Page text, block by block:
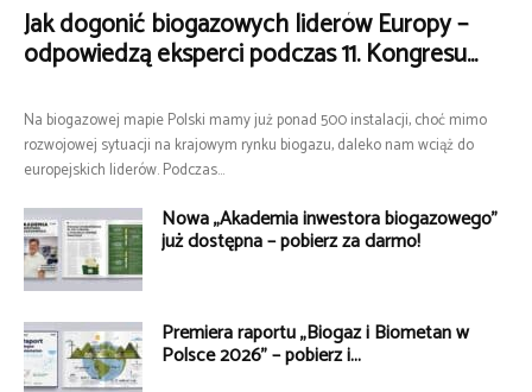
Jak dogonić biogazowych liderów Europy –
odpowiedzą eksperci podczas 11. Kongresu...
Na biogazowej mapie Polski mamy już ponad 500 instalacji, choć mimo
rozwojowej sytuacji na krajowym rynku biogazu, daleko nam wciąż do
europejskich liderów. Podczas...
Nowa „Akademia inwestora biogazowego”
już dostępna – pobierz za darmo!
Premiera raportu „Biogaz i Biometan w
Polsce 2026” – pobierz i...